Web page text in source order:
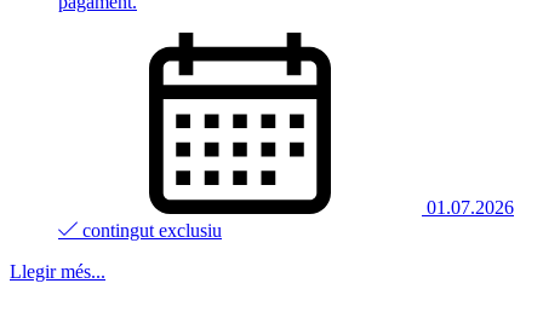
01.07.2026
contingut exclusiu
Llegir més...